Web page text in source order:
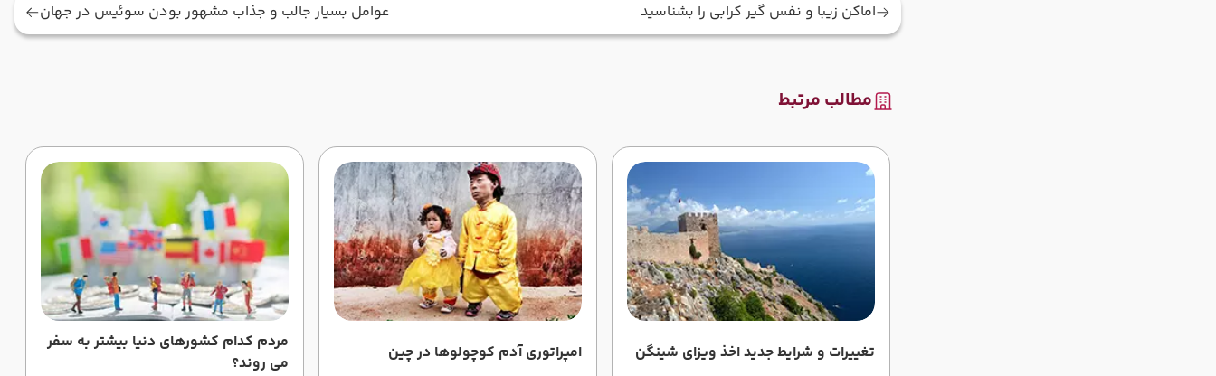
اماکن زیبا و نفس گیر کرابی را بشناسید عوامل بسیار جالب و جذاب مشهور بودن سوئیس در جهان
مطالب مرتبط
تغییرات و شرایط جدید اخذ ویزای شینگن
امپراتوری آدم کوچولوها در چین
مردم کدام کشورهای دنیا بیشتر به سفر
می روند؟